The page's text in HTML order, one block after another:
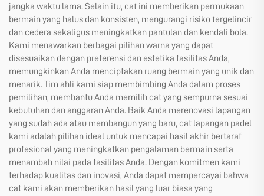
jangka waktu lama. Selain itu, cat ini memberikan permukaan
bermain yang halus dan konsisten, mengurangi risiko tergelincir
dan cedera sekaligus meningkatkan pantulan dan kendali bola.
Kami menawarkan berbagai pilihan warna yang dapat
disesuaikan dengan preferensi dan estetika fasilitas Anda,
memungkinkan Anda menciptakan ruang bermain yang unik dan
menarik. Tim ahli kami siap membimbing Anda dalam proses
pemilihan, membantu Anda memilih cat yang sempurna sesuai
kebutuhan dan anggaran Anda. Baik Anda merenovasi lapangan
yang sudah ada atau membangun yang baru, cat lapangan padel
kami adalah pilihan ideal untuk mencapai hasil akhir bertaraf
profesional yang meningkatkan pengalaman bermain serta
menambah nilai pada fasilitas Anda. Dengan komitmen kami
terhadap kualitas dan inovasi, Anda dapat mempercayai bahwa
cat kami akan memberikan hasil yang luar biasa yang